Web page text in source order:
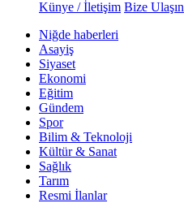
Künye / İletişim Bize Ulaşın
Niğde haberleri
Asayiş
Siyaset
Ekonomi
Eğitim
Gündem
Spor
Bilim & Teknoloji
Kültür & Sanat
Sağlık
Tarım
Resmi İlanlar